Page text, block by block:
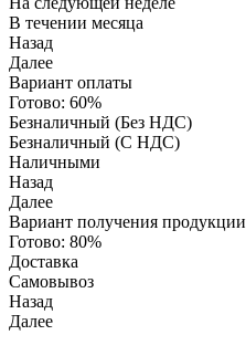
В течении месяца
Назад
Далее
Вариант оплаты
Готово: 60%
Безналичный (Без НДС)
Безналичный (С НДС)
Наличными
Назад
Далее
Вариант получения продукции
Готово: 80%
Доставка
Самовывоз
Назад
Далее